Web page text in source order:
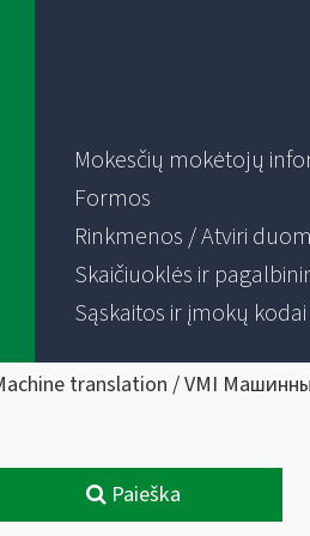
Mokesčių mokėtojų
Formos
Rinkmenos / Atviri
Skaičiuoklės ir
Sąskaitos ir įmokų kodai
translation / VMI
Paieška